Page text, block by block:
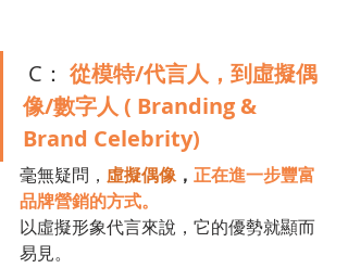
C： 從模特/代言人，到虛擬偶
像/數字人 ( Branding &
Brand Celebrity)
毫無疑問， 虛擬偶像， 正在進一步豐富
品牌營銷的方式。
以虛擬形象代言來說，它的優勢就顯而
易見。